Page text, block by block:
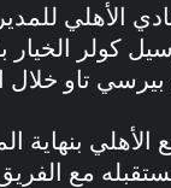
الأهلي
كولر الخيار
تاو خلال
الأهلي بنهاية
مع